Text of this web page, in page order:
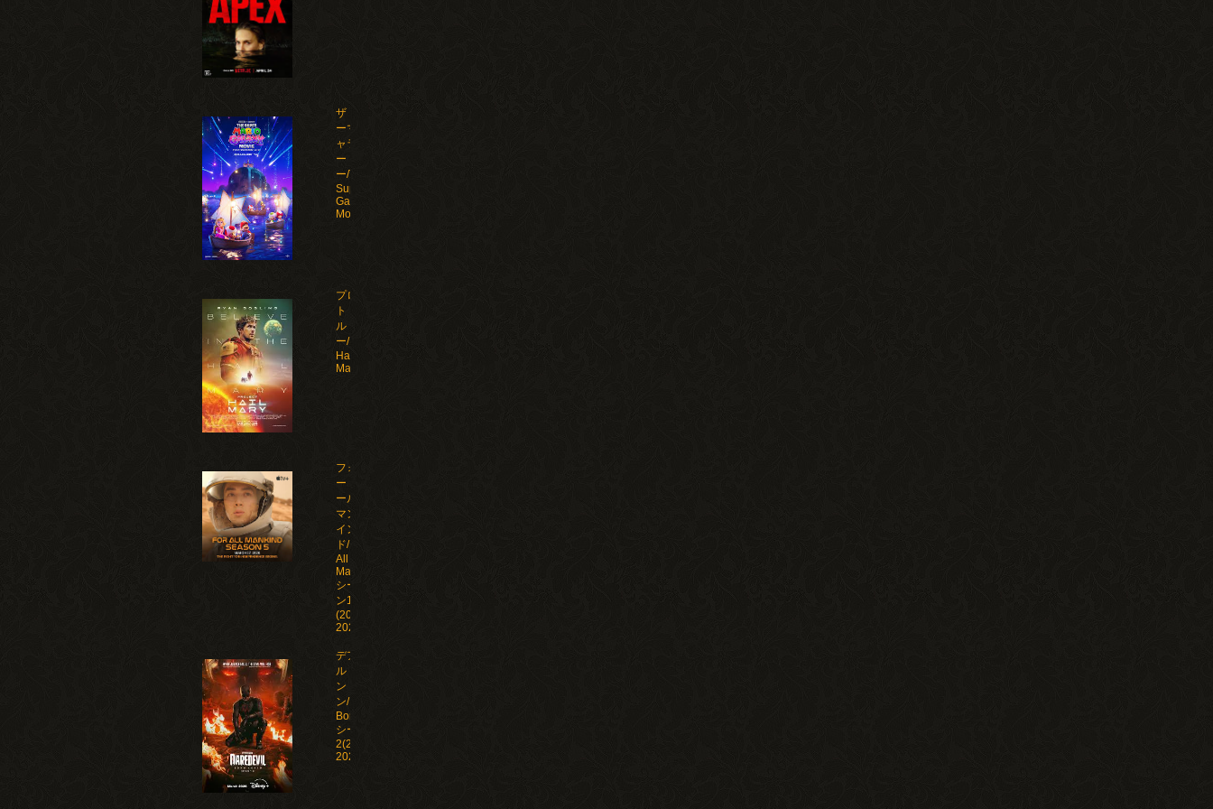
ザ・スーパ
ーマリオギ
ャラクシ
ー・ムービ
ー/The
Super Mario
Galaxy
Movie(2026)
プロジェク
ト・ヘイ
ル・メアリ
ー/Project
Hail
Mary(2026)
フォ
ー・オ
ール・
マンカ
イン
ド/For
All
Mankind
シーズ
ン1-5
(2019-
2026)
デアデビ
ル：ボー
ン・アゲイ
ン/Daredevil:
Born Again
シーズン1-
2(2025-
2026)